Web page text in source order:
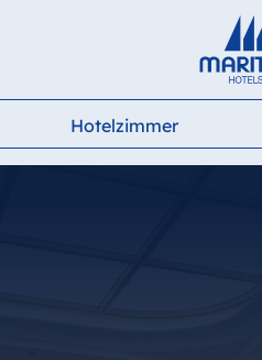
Hotelzimmer